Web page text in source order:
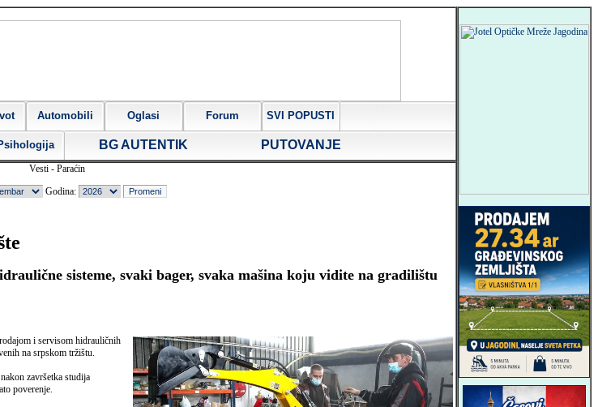
Automobili Oglasi Forum SVI POPUSTI
BG AUTENTIK PUTOVANJE
Vesti - Paraćin
Godina:
sisteme, svaki bager, svaka mašina koju vidite na gradilištu
i servisom hidrauličnih
na srpskom tržištu.
završetka studija
poverenje.